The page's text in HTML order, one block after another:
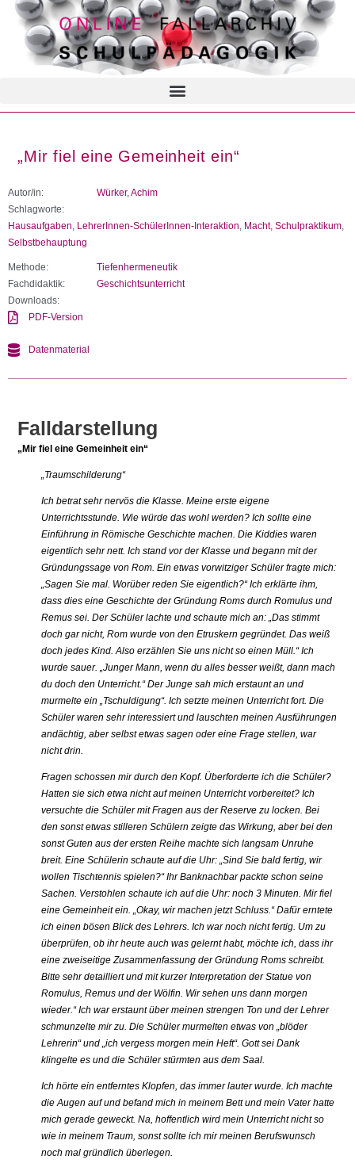
„Mir fiel eine Gemeinheit ein“
Autor/in:
Würker, Achim
Schlagworte:
Hausaufgaben LehrerInnen-SchülerInnen-Interaktion Macht, Schulpraktikum
Selbstbehauptung
Methode:
Tiefenhermeneutik
Fachdidaktik:
Geschichtsunterricht
Downloads:
PDF-Version
Datenmaterial
Falldarstellung
„Mir fiel eine Gemeinheit ein“
„Traumschilderung“
Ich betrat sehr nervös die Klasse. Meine erste eigene
Unterrichtsstunde. Wie würde das wohl werden? Ich sollte eine
Einführung in Römische Geschichte machen. Die Kiddies waren
eigentlich sehr nett. Ich stand vor der Klasse und begann mit der
Gründungssage von Rom. Ein etwas vorwitziger Schüler fragte mich:
„Sagen Sie mal. Worüber reden Sie eigentlich?“ Ich erklärte ihm,
dass dies eine Geschichte der Gründung Roms durch Romulus und
Remus sei. Der Schüler lachte und schaute mich an: „Das stimmt
doch gar nicht, Rom wurde von den Etruskern gegründet. Das weiß
doch jedes Kind. Also erzählen Sie uns nicht so einen Müll.“ Ich
wurde sauer. „Junger Mann, wenn du alles besser weißt, dann mach
du doch den Unterricht.“ Der Junge sah mich erstaunt an und
murmelte ein „Tschuldigung“. Ich setzte meinen Unterricht fort. Die
Schüler waren sehr interessiert und lauschten meinen Ausführungen
andächtig, aber selbst etwas sagen oder eine Frage stellen, war
nicht drin.
Fragen schossen mir durch den Kopf. Überforderte ich die Schüler?
Hatten sie sich etwa nicht auf meinen Unterricht vorbereitet? Ich
versuchte die Schüler mit Fragen aus der Reserve zu locken. Bei
den sonst etwas stilleren Schülern zeigte das Wirkung, aber bei den
sonst Guten aus der ersten Reihe machte sich langsam Unruhe
breit. Eine Schülerin schaute auf die Uhr: „Sind Sie bald fertig, wir
wollen Tischtennis spielen?“ Ihr Banknachbar packte schon seine
Sachen. Verstohlen schaute ich auf die Uhr: noch 3 Minuten. Mir fiel
eine Gemeinheit ein. „Okay, wir machen jetzt Schluss.“ Dafür erntete
ich einen bösen Blick des Lehrers. Ich war noch nicht fertig. Um zu
überprüfen, ob ihr heute auch was gelernt habt, möchte ich, dass ihr
eine zweiseitige Zusammenfassung der Gründung Roms schreibt.
Bitte sehr detailliert und mit kurzer Interpretation der Statue von
Romulus, Remus und der Wölfin. Wir sehen uns dann morgen
wieder.“ Ich war erstaunt über meinen strengen Ton und der Lehrer
schmunzelte mir zu. Die Schüler murmelten etwas von „blöder
Lehrerin“ und „ich vergess morgen mein Heft“. Gott sei Dank
klingelte es und die Schüler stürmten aus dem Saal.
Ich hörte ein entferntes Klopfen, das immer lauter wurde. Ich machte
die Augen auf und befand mich in meinem Bett und mein Vater hatte
mich gerade geweckt. Na, hoffentlich wird mein Unterricht nicht so
wie in meinem Traum, sonst sollte ich mir meinen Berufswunsch
noch mal gründlich überlegen.